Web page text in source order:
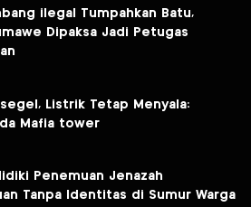
ilegal Tumpahkan Batu,
Dipaksa Jadi Petugas
Menyala:
Diduga ada Mafia tower
Penemuan Jenazah
Tanpa Identitas di Sumur Warga